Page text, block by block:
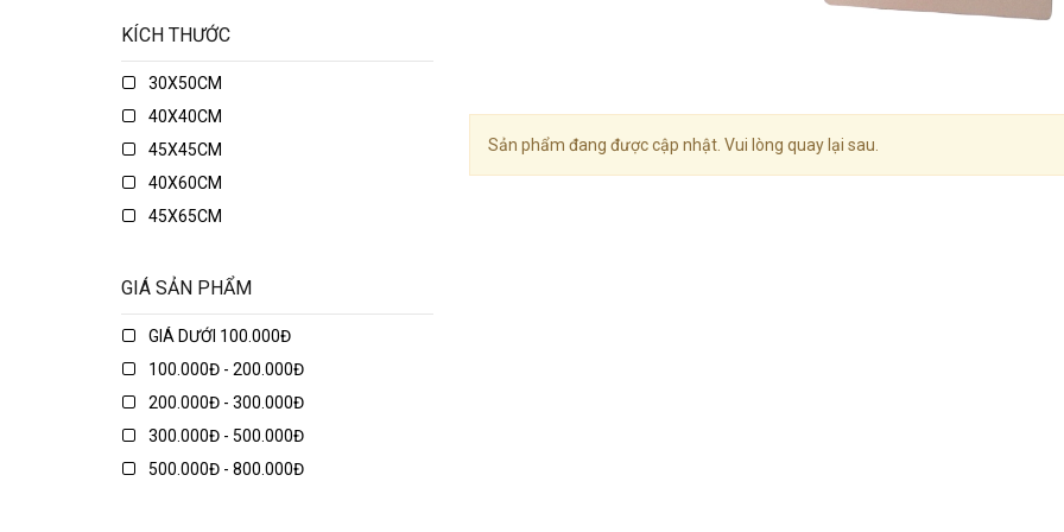
Sản phẩm đang được cập nhật. Vui lòng quay lại sau.
KÍCH THƯỚC
30X50CM
40X40CM
45X45CM
40X60CM
45X65CM
48X74CM
50X50CM
50X70CM
GIÁ SẢN PHẨM
GIÁ DƯỚI 100.000Đ
100.000Đ - 200.000Đ
200.000Đ - 300.000Đ
300.000Đ - 500.000Đ
500.000Đ - 800.000Đ